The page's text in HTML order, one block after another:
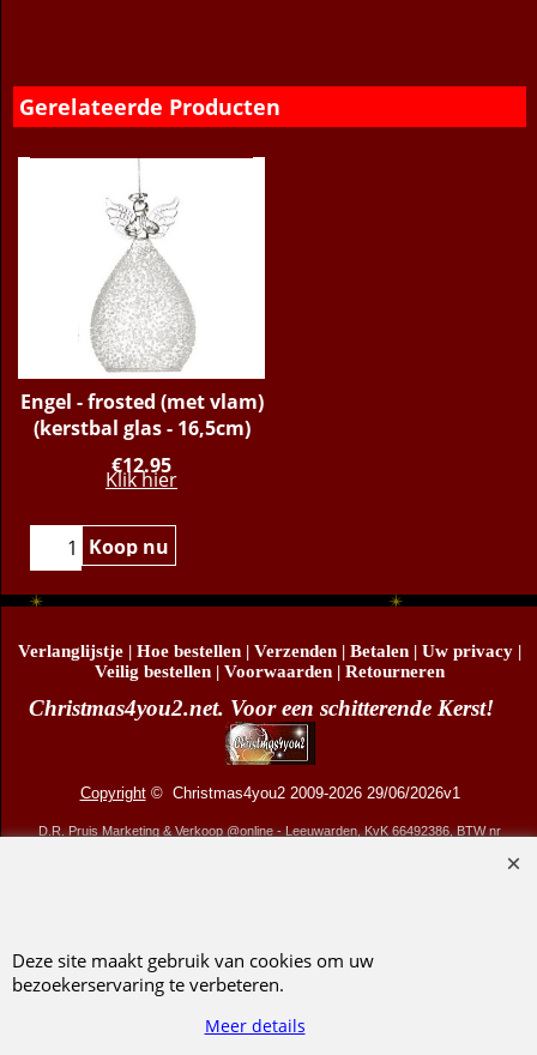
Gerelateerde Producten
Engel - frosted (met vlam)
(kerstbal glas - 16,5cm)
€12.95
Klik hier
Koop nu
Verlanglijstje | Hoe bestellen | Verzenden | Betalen | Uw privacy |
Veilig bestellen | Voorwaarden | Retourneren
Christmas4you2.net. Voor een schitterende Kerst!
Copyright© Christmas4you2 2009-2026 29/06/2026v1
D.R. Pruis Marketing & Verkoop @online - Leeuwarden, KvK 66492386, BTW nr
Deze site maakt gebruik van cookies om uw
bezoekerservaring te verbeteren.
Meer details